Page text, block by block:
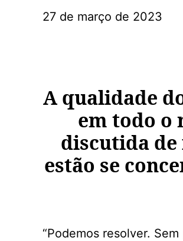
27 de março de 2023
A qualidade
em todo o
discutida
estão se
“Podemos resolver.